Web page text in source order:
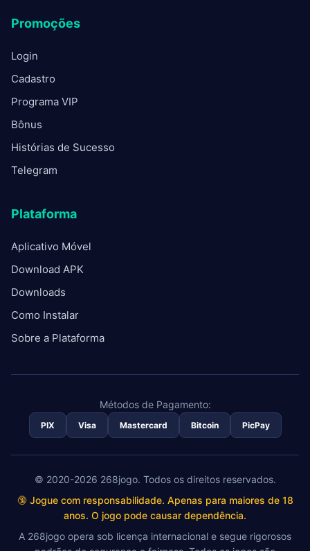
Promoções
Login
Cadastro
Programa VIP
Bônus
Histórias de Sucesso
Telegram
Plataforma
Aplicativo Móvel
Download APK
Downloads
Como Instalar
Sobre a Plataforma
Métodos de Pagamento:
PIX Visa Mastercard Bitcoin PicPay
© 2020-2026 268jogo. Todos os direitos reservados.
🔞 Jogue com responsabilidade. Apenas para maiores de 18
anos. O jogo pode causar dependência.
A 268jogo opera sob licença internacional e segue rigorosos